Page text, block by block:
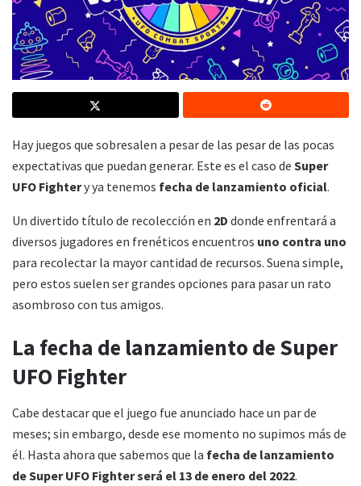
Hay juegos que sobresalen a pesar de las pesar de las pocas
expectativas que puedan generar. Este es el caso de Super
UFO Fightery ya tenemos fecha de lanzamiento oficial.
Un divertido título de recolección en 2D donde enfrentará a
diversos jugadores en frenéticos encuentros uno contra uno
para recolectar la mayor cantidad de recursos. Suena simple,
pero estos suelen ser grandes opciones para pasar un rato
asombroso con tus amigos.
La fecha de lanzamiento de Super
UFO Fighter
Cabe destacar que el juego fue anunciado hace un par de
meses; sin embargo, desde ese momento no supimos más de
él. Hasta ahora que sabemos que la fecha de lanzamiento
de Super UFO Fighterserá el 13 de enero del 2022.